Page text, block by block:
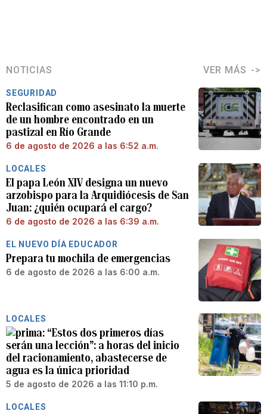
NOTICIAS VER MÁS
SEGURIDAD
Reclasifican como asesinato la muerte
de un hombre encontrado en un
pastizal en Río Grande
6 de agosto de 2026 a las 6:52 a.m.
LOCALES
El papa León XIV designa un nuevo
arzobispo para la Arquidiócesis de San
Juan: ¿quién ocupará el cargo?
6 de agosto de 2026 a las 6:39 a.m.
EL NUEVO DÍA EDUCADOR
Prepara tu mochila de emergencias
6 de agosto de 2026 a las 6:00 a.m.
LOCALES
“Estos dos primeros días
serán una lección”: a horas del inicio
del racionamiento, abastecerse de
agua es la única prioridad
5 de agosto de 2026 a las 11:10 p.m.
LOCALES